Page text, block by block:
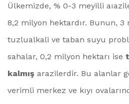
Ülkemizde, % 0-3 meyilli
8,2 milyon hektardır. Bunun, 3
tuzlualkali ve taban suyu
sahalar, 0,2 milyon hektarı ise
kalmış arazilerdir. Bu alanlar
verimli merkez ve kıyı